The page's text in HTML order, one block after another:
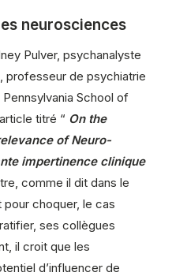
neurosciences
Pulver, psychanalyste
professeur de psychiatrie
School of
titré “ On the
of Neuro-
impertinence clinique
comme il dit dans le
choquer, le cas
ses collègues
il croit que les
d’influencer de